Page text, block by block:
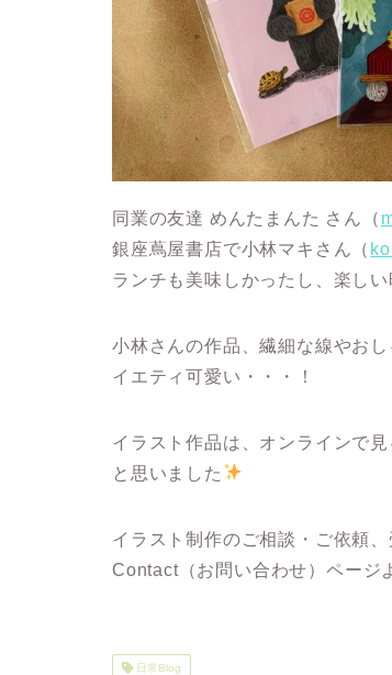
同業の友達 めんたまんた さん（
銀座蔦屋書店で小林マキさん（
ランチも美味しかったし、楽しい
小林さんの作品、繊細な線やお
イエティ可愛い・・・！
イラスト作品は、オンラインで
と思いました
イラスト制作のご相談・ご依頼、
Contact（お問い合わせ）ページ
日常Blog